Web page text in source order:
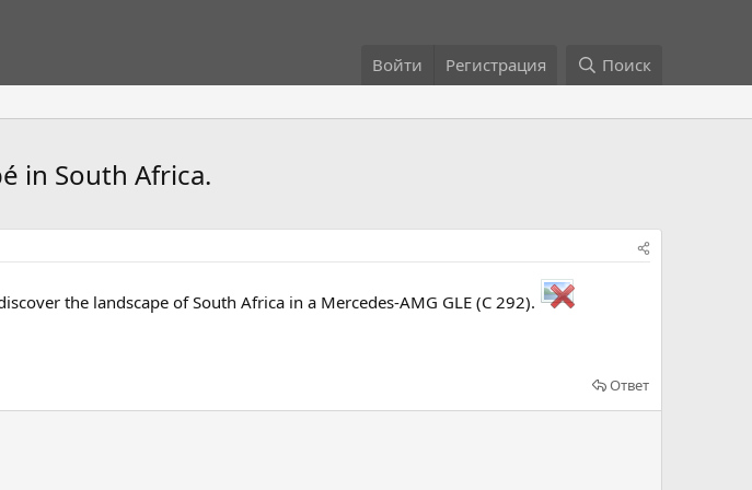
Войти Регистрация Поиск
in South Africa.
the landscape of South Africa in a Mercedes-AMG GLE (C 292).
Ответ